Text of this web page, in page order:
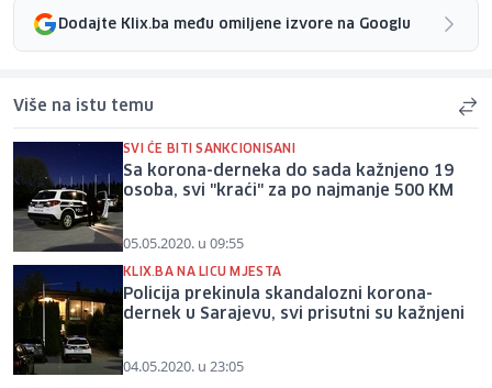
Dodajte Klix.ba među omiljene izvore na Googlu
Više na istu temu
SVI ĆE BITI SANKCIONISANI
Sa korona-derneka do sada kažnjeno 19
osoba, svi "kraći" za po najmanje 500 KM
05.05.2020. u 09:55
KLIX.BA NA LICU MJESTA
Policija prekinula skandalozni korona-
dernek u Sarajevu, svi prisutni su kažnjeni
04.05.2020. u 23:05